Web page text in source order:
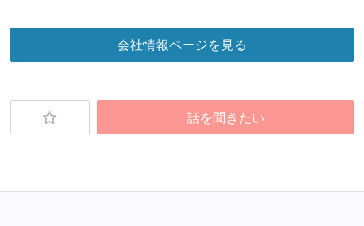
会社情報ページを見る
話を聞きたい